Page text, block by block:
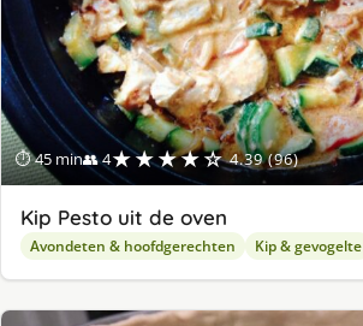
⏱ 45 min👥 4★★★★☆ 4.39 (96)
Kip Pesto uit de oven
Avondeten & hoofdgerechten Kip & gevogelte